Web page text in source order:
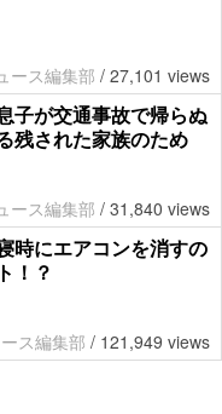
ース編集部 / 27,101 views
子が交通事故で帰らぬ
残された家族のため
ース編集部 / 31,840 views
時にエアコンを消すの
！？
ス編集部 / 121,949 views